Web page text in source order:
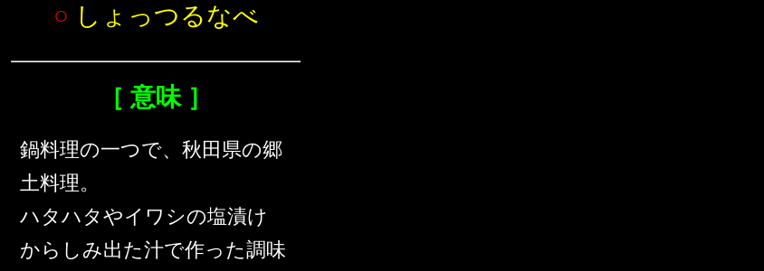
○ しょっつるなべ
［ 意味 ］
鍋料理の一つで、秋田県の郷
土料理。
ハタハタやイワシの塩漬け
からしみ出た汁で作った調味